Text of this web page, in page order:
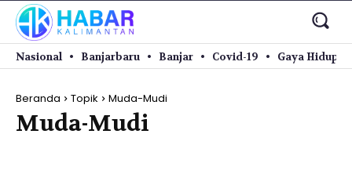
Nasional Banjarbaru Banjar Covid-19 Gaya Hidup
Beranda Topik Muda-Mudi
Muda-Mudi